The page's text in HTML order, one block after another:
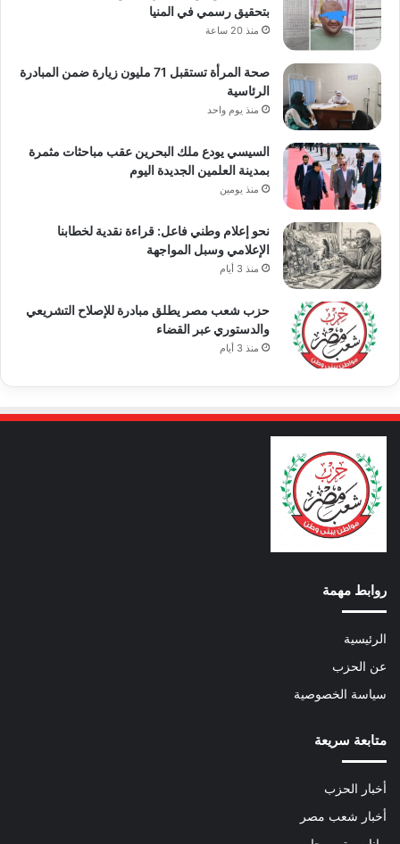
بتحقيق رسمي في المنيا
منذ 20 ساعة
صحة المرأة تستقبل 71 مليون زيارة ضمن المبادرة
الرئاسية
منذ يوم واحد
السيسي يودع ملك البحرين عقب مباحثات مثمرة
بمدينة العلمين الجديدة اليوم
منذ يومين
نحو إعلام وطني فاعل: قراءة نقدية لخطابنا
الإعلامي وسبل المواجهة
منذ 3 أيام
حزب شعب مصر يطلق مبادرة للإصلاح التشريعي
والدستوري عبر القضاء
منذ 3 أيام
روابط مهمة
الرئيسية
عن الحزب
سياسة الخصوصية
متابعة سريعة
أخبار الحزب
أخبار شعب مصر